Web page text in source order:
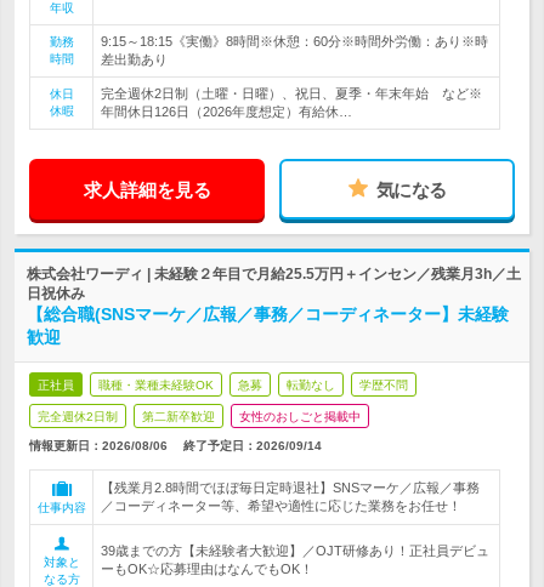
年収
勤務
時間
9:15～18:15《実働》8時間※休憩：60分※時間外労働：あり※時
差出勤あり
休日
休暇
完全週休2日制（土曜・日曜）、祝日、夏季・年末年始 など※
年間休日126日（2026年度想定）有給休…
求人詳細を見る 気になる
株式会社ワーディ | 未経験２年目で月給25.5万円＋インセン／残業月3h／土
日祝休み
【総合職(SNSマーケ／広報／事務／コーディネーター】未経験
歓迎
正社員 職種・業種未経験OK 急募 転勤なし 学歴不問
完全週休2日制 第二新卒歓迎 女性のおしごと掲載中
情報更新日：2026/08/06 終了予定日： 2026/09/14
仕事内容
【残業月2.8時間でほぼ毎日定時退社】SNSマーケ／広報／事務
／コーディネーター等、希望や適性に応じた業務をお任せ！
対象と
なる方
39歳までの方【未経験者大歓迎】／OJT研修あり！正社員デビュ
ーもOK☆応募理由はなんでもOK！